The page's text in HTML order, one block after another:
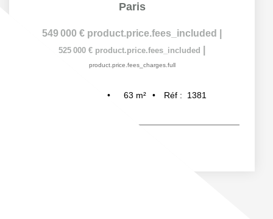
Paris
549 000 € product.price.fees_included
525 000 € product.price.fees_included
product.price.fees_charges.full
63 m² Réf : 1381